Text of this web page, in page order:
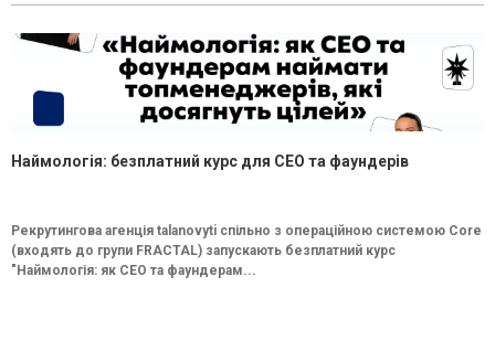
Наймологія: безплатний курс для CEO та фаундерів
Рекрутингова агенція talanovyti спільно з операційною системою Core
(входять до групи FRACTAL) запускають безплатний курс
"Наймологія: як СEO та фаундерам...